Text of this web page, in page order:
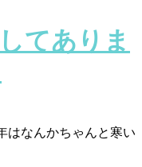
てありま
んかちゃんと寒い